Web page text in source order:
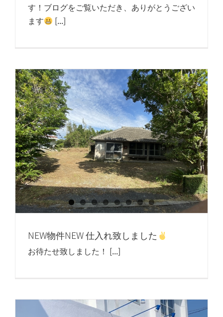
す！ブログをご覧いただき、ありがとうござい
ます
[...]
NEW物件NEW 仕入れ致しました
お待たせ致しました！ [...]